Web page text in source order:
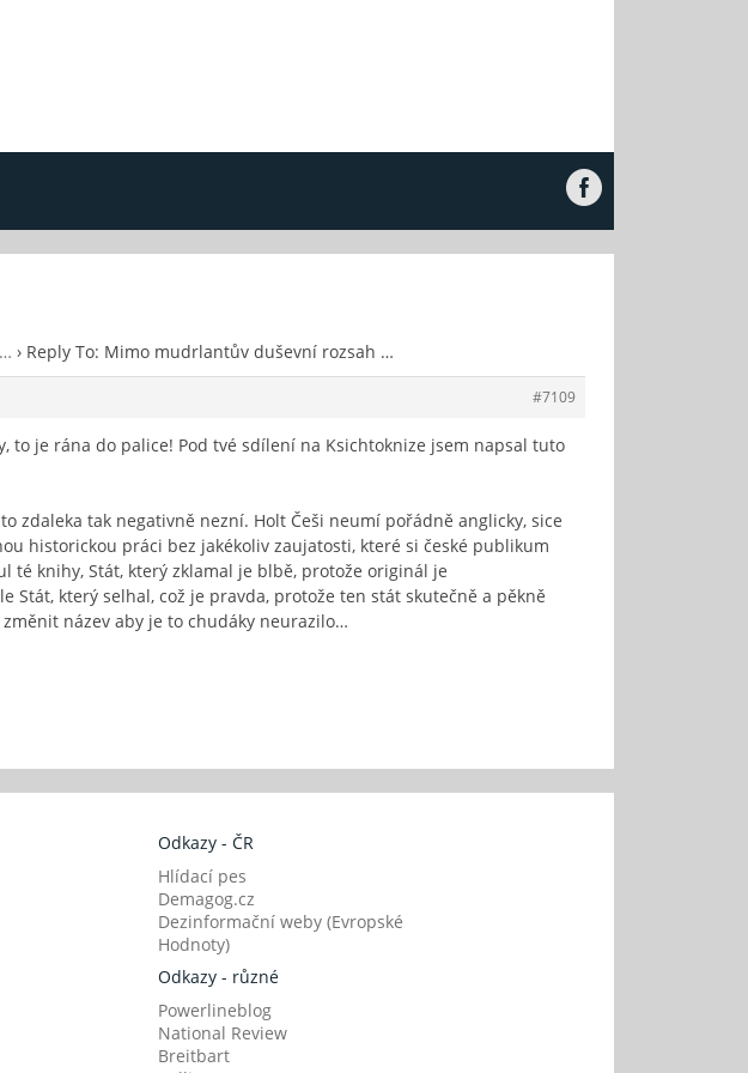
› Reply To: Mimo mudrlantův duševní rozsah …
#7109
je rána do palice! Pod tvé sdílení na Ksichtoknize jsem napsal tuto
zdaleka tak negativně nezní. Holt Češi neumí pořádně anglicky, sice
historickou práci bez jakékoliv zaujatosti, které si české publikum
knihy, Stát, který zklamal je blbě, protože originál je
Stát, který selhal, což je pravda, protože ten stát skutečně a pěkně
název aby je to chudáky neurazilo…
Odkazy - ČR
Hlídací pes
Demagog.cz
Dezinformační weby (Evropské
Hodnoty)
Odkazy - různé
Powerlineblog
National Review
Breitbart